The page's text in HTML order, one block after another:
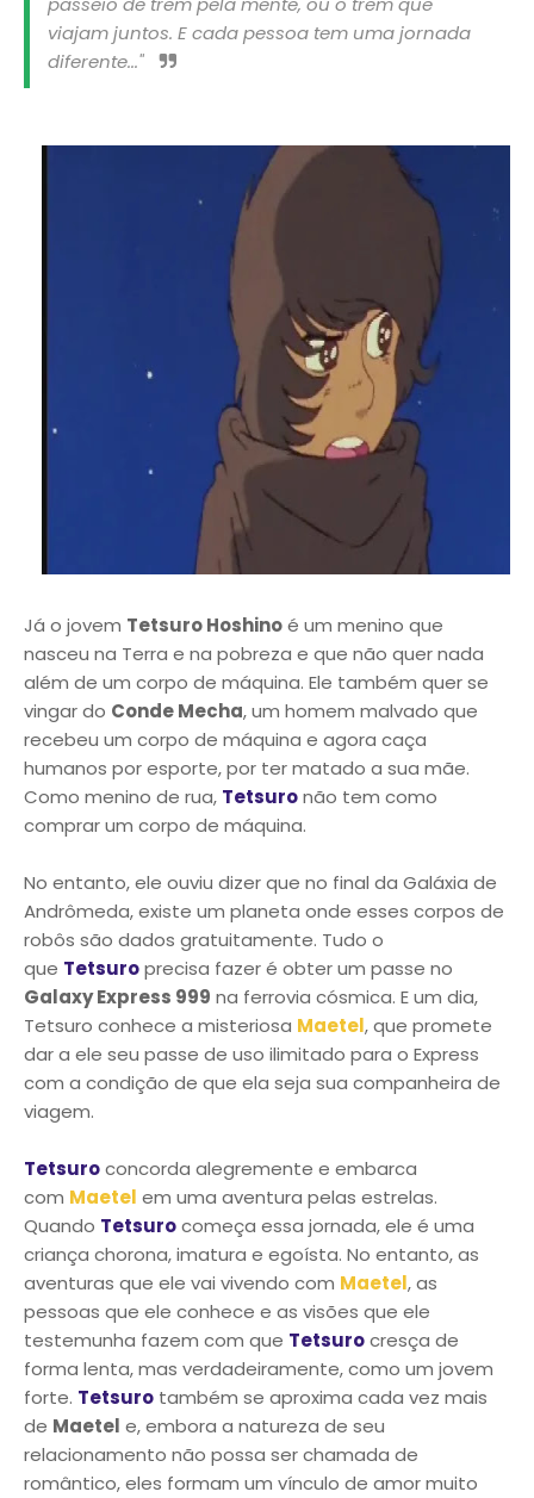
viajam juntos. E cada pessoa tem uma jornada
diferente..."
Já o jovem Tetsuro Hoshinoé um menino que
nasceu na Terra e na pobreza e que não quer nada
além de um corpo de máquina. Ele também quer se
vingar do Conde Mecha, um homem malvado que
recebeu um corpo de máquina e agora caça
humanos por esporte, por ter matado a sua mãe.
Como menino de rua, Tetsuronão tem como
comprar um corpo de máquina.
No entanto, ele ouviu dizer que no final da Galáxia de
Andrômeda, existe um planeta onde esses corpos de
robôs são dados gratuitamente. Tudo o
que Tetsuroprecisa fazer é obter um passe no
Galaxy Express 999 na ferrovia cósmica. E um dia,
Tetsuro conhece a misteriosa Maetel, que promete
dar a ele seu passe de uso ilimitado para o Express
com a condição de que ela seja sua companheira de
viagem.
Tetsuroconcorda alegremente e embarca
com Maetel em uma aventura pelas estrelas.
Quando Tetsurocomeça essa jornada, ele é uma
criança chorona, imatura e egoísta. No entanto, as
aventuras que ele vai vivendo com Maetel, as
pessoas que ele conhece e as visões que ele
testemunha fazem com que Tetsurocresça de
forma lenta, mas verdadeiramente, como um jovem
forte. Tetsuro também se aproxima cada vez mais
de Maetel e, embora a natureza de seu
relacionamento não possa ser chamada de
romântico, eles formam um vínculo de amor muito